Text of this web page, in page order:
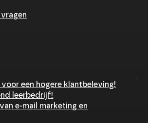
een hogere klantbeleving!
leerbedrijf!
e-mail marketing en